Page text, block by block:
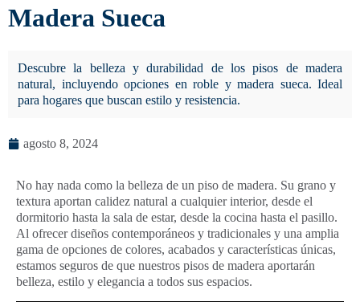
Madera Sueca
Descubre la belleza y durabilidad de los pisos de madera
natural, incluyendo opciones en roble y madera sueca. Ideal
para hogares que buscan estilo y resistencia.
agosto 8, 2024
No hay nada como la belleza de un piso de madera. Su grano y
textura aportan calidez natural a cualquier interior, desde el
dormitorio hasta la sala de estar, desde la cocina hasta el pasillo.
Al ofrecer diseños contemporáneos y tradicionales y una amplia
gama de opciones de colores, acabados y características únicas,
estamos seguros de que nuestros pisos de madera aportarán
belleza, estilo y elegancia a todos sus espacios.